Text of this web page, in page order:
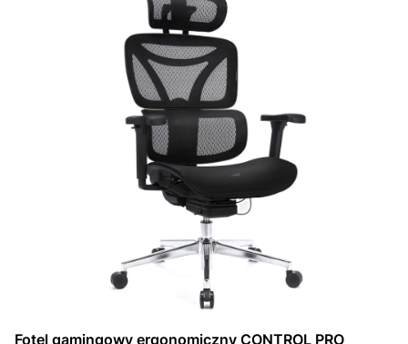
Fotel gamingowy ergonomiczny CONTROL PRO